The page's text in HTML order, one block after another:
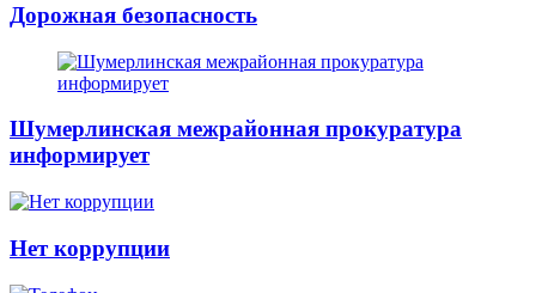
Дорожная безопасность
Шумерлинская межрайонная прокуратура
информирует
Нет коррупции